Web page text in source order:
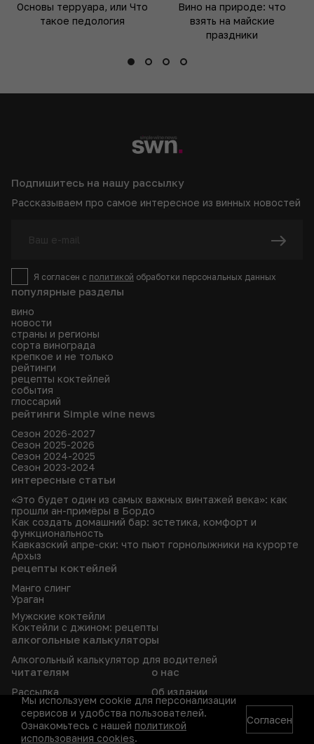
Основы терруара, или Что
такое педология
Вино на природе: что
взять на майские
праздники
популярные разделы
вино
новости
страны и регионы
сорта винограда
крепкое и не только
рейтинги
рецепты коктейлей
события
глоссарий
рейтинги Simple wine news
Сезон 2026-2027
Сезон 2025-2026
Сезон 2024-2025
Сезон 2023-2024
интересные статьи
«Это будет один из самых важных винтажей века»: как
прошли ан-примёры в Бордо
Как создать домашний бар: эстетика, комфорт и
функциональность
Кавказский апре-ски: что пьют горнолыжники на курорте
Архыз
рецепты коктейлей
Манго слинг
Ураган
Мужские коктейли
Коктейли с джином: рецепты
алкогольные калькуляторы
Алкогольный калькулятор для водителей
читателям
Рассылка
Архив
Fine & Rare Wine
о нас
Об издании
Редакция
Где найти SWN
Реклама
Подпишитесь на нашу рассылку
Рассказываем про самое интересное из винных новостей
Я согласен с политикой обработки персональных данных
Мы используем cookie для персонализации
сервисов и удобства пользователей.
Ознакомьтесь с нашей политикой
использования cookies.
Согласен